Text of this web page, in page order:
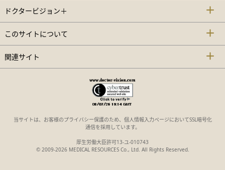
ドクタービジョン＋
このサイトについて
関連サイト
当サイトは、お客様のプライバシー保護のため、個人情報入力ページにおいてSSL暗号化
通信を採用しています。
厚生労働大臣許可13-ユ-010743
© 2009-2026 MEDICAL RESOURCES Co., Ltd. All Rights Reserved.